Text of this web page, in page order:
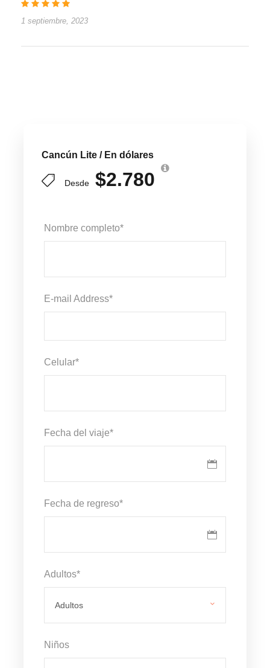
Cancún Lite / En dólares
Desde $2.780
Nombre completo*
E-mail Address*
Celular*
Fecha del viaje*
Fecha de regreso*
Adultos*
Niños
1 septiembre, 2023